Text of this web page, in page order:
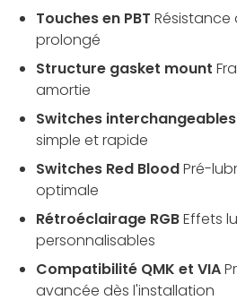
Touches en PBT
prolongé
Structure gasket mount
amortie
Switches interchangeables
simple et rapide
Switches Red BloodPré-
optimale
Rétroéclairage RGBEffets
personnalisables
Compatibilité QMK et VIA
avancée dès l'installation